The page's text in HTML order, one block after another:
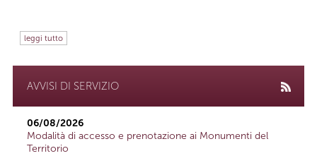
leggi tutto
AVVISI DI SERVIZIO
06/08/2026
Modalità di accesso e prenotazione ai Monumenti del
Territorio